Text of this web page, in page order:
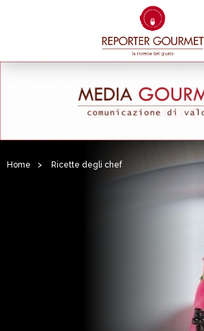
Home > Ricette degli chef